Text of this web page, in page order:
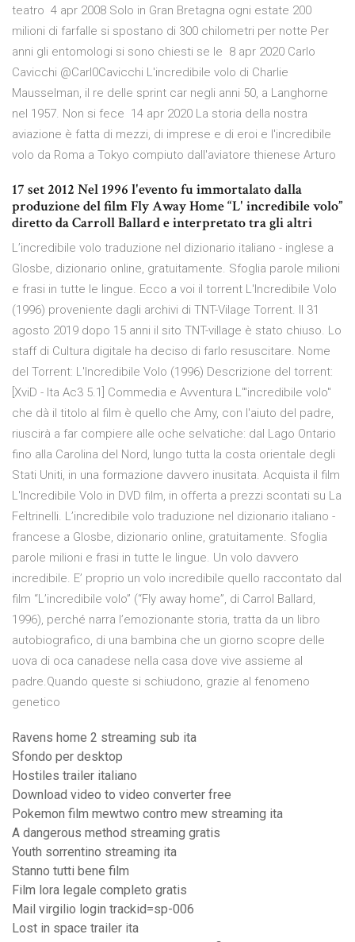
teatro 4 apr 2008 Solo in Gran Bretagna ogni estate 200
milioni di farfalle si spostano di 300 chilometri per notte Per
anni gli entomologi si sono chiesti se le 8 apr 2020 Carlo
Cavicchi @Carl0Cavicchi L'incredibile volo di Charlie
Mausselman, il re delle sprint car negli anni 50, a Langhorne
nel 1957. Non si fece 14 apr 2020 La storia della nostra
aviazione è fatta di mezzi, di imprese e di eroi e l'incredibile
volo da Roma a Tokyo compiuto dall'aviatore thienese Arturo
17 set 2012 Nel 1996 l'evento fu immortalato dalla
produzione del film Fly Away Home “L' incredibile volo”
diretto da Carroll Ballard e interpretato tra gli altri
L’incredibile volo traduzione nel dizionario italiano - inglese a
Glosbe, dizionario online, gratuitamente. Sfoglia parole milioni
e frasi in tutte le lingue. Ecco a voi il torrent L'Incredibile Volo
(1996) proveniente dagli archivi di TNT-Vilage Torrent. Il 31
agosto 2019 dopo 15 anni il sito TNT-village è stato chiuso. Lo
staff di Cultura digitale ha deciso di farlo resuscitare. Nome
del Torrent: L'Incredibile Volo (1996) Descrizione del torrent:
[XviD - Ita Ac3 5.1] Commedia e Avventura L'"incredibile volo"
che dà il titolo al film è quello che Amy, con l'aiuto del padre,
riuscirà a far compiere alle oche selvatiche: dal Lago Ontario
fino alla Carolina del Nord, lungo tutta la costa orientale degli
Stati Uniti, in una formazione davvero inusitata. Acquista il film
L'Incredibile Volo in DVD film, in offerta a prezzi scontati su La
Feltrinelli. L’incredibile volo traduzione nel dizionario italiano -
francese a Glosbe, dizionario online, gratuitamente. Sfoglia
parole milioni e frasi in tutte le lingue. Un volo davvero
incredibile. E’ proprio un volo incredibile quello raccontato dal
film “L’incredibile volo” (“Fly away home”, di Carrol Ballard,
1996), perché narra l’emozionante storia, tratta da un libro
autobiografico, di una bambina che un giorno scopre delle
uova di oca canadese nella casa dove vive assieme al
padre.Quando queste si schiudono, grazie al fenomeno
genetico
Ravens home 2 streaming sub ita
Sfondo per desktop
Hostiles trailer italiano
Download video to video converter free
Pokemon film mewtwo contro mew streaming ita
A dangerous method streaming gratis
Youth sorrentino streaming ita
Stanno tutti bene film
Film lora legale completo gratis
Mail virgilio login trackid=sp-006
Lost in space trailer ita